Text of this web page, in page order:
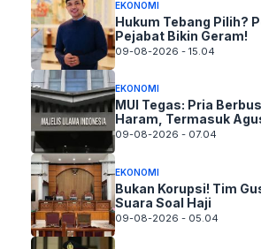
EKONOMI
Hukum Tebang Pilih?
Pejabat Bikin Geram!
09-08-2026 - 15.04
EKONOMI
MUI Tegas: Pria
Haram, Termasuk
09-08-2026 - 07.04
EKONOMI
Bukan Korupsi! Tim
Suara Soal Haji
09-08-2026 - 05.04